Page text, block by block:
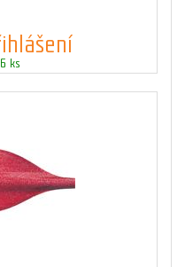
ks